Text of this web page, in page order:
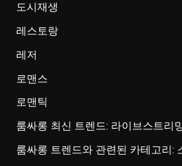
도시재생
레스토랑
레저
로맨스
로맨틱
룸싸롱 최신 트렌드: 라이브스트리
룸싸롱 트렌드와 관련된 카테고리: